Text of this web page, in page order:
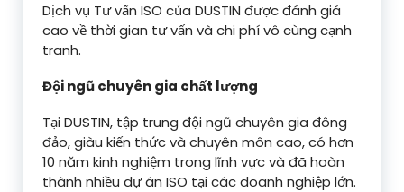
Dịch vụ Tư vấn ISO của DUSTIN được đánh giá
cao về thời gian tư vấn và chi phí vô cùng cạnh
tranh.
Đội ngũ chuyên gia chất lượng
Tại DUSTIN, tập trung đội ngũ chuyên gia đông
đảo, giàu kiến thức và chuyên môn cao, có hơn
10 năm kinh nghiệm trong lĩnh vực và đã hoàn
thành nhiều dự án ISO tại các doanh nghiệp lớn.